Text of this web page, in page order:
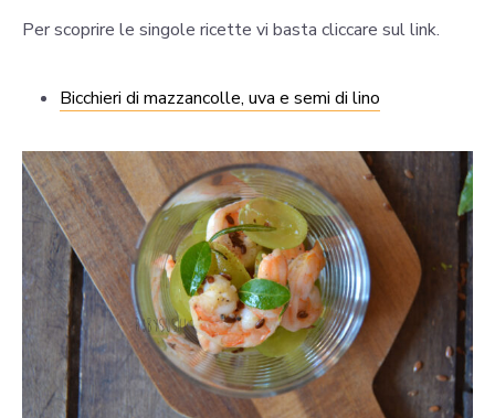
Per scoprire le singole ricette vi basta cliccare sul link.
Bicchieri di mazzancolle, uva e semi di lino